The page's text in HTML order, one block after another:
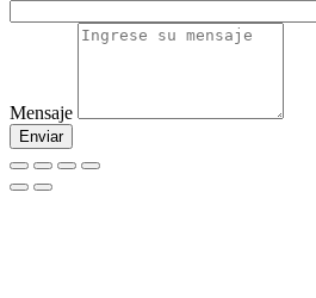
Mensaje
Enviar